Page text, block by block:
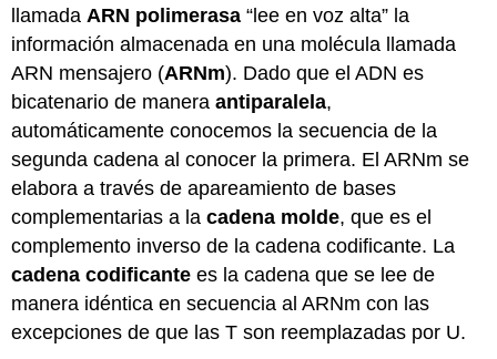
llamada ARN polimerasa “lee en voz alta” la
información almacenada en una molécula llamada
ARN mensajero (ARNm). Dado que el ADN es
bicatenario de maneraantiparalela,
automáticamente conocemos la secuencia de la
segunda cadena al conocer la primera. El ARNm se
elabora a través de apareamiento de bases
complementarias a lacadena molde, que es el
complemento inverso de la cadena codificante. La
cadena codificante es la cadena que se lee de
manera idéntica en secuencia al ARNm con las
excepciones de que las T son reemplazadas por U.